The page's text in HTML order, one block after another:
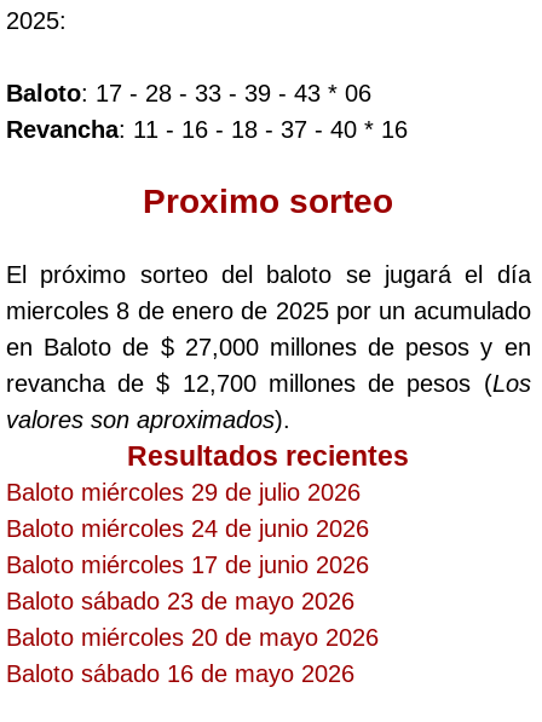
Dorado Mañana
Fantástica Día
Fantástica Noche
Motilon Tarde
Motilon Noche
Paisita Día
Paisita Noche
2025:
Baloto: 17 - 28 - 33 - 39 - 43 * 06
Revancha: 11 - 16 - 18 - 37 - 40 * 16
Proximo sorteo
El próximo sorteo del baloto se jugará el día
miercoles 8 de enero de 2025 por un acumulado
en Baloto de $ 27,000 millones de pesos y en
revancha de $ 12,700 millones de pesos (Los
valores son aproximados).
Resultados recientes
Baloto miércoles 29 de julio 2026
Baloto miércoles 24 de junio 2026
Baloto miércoles 17 de junio 2026
Baloto sábado 23 de mayo 2026
Baloto miércoles 20 de mayo 2026
Baloto sábado 16 de mayo 2026